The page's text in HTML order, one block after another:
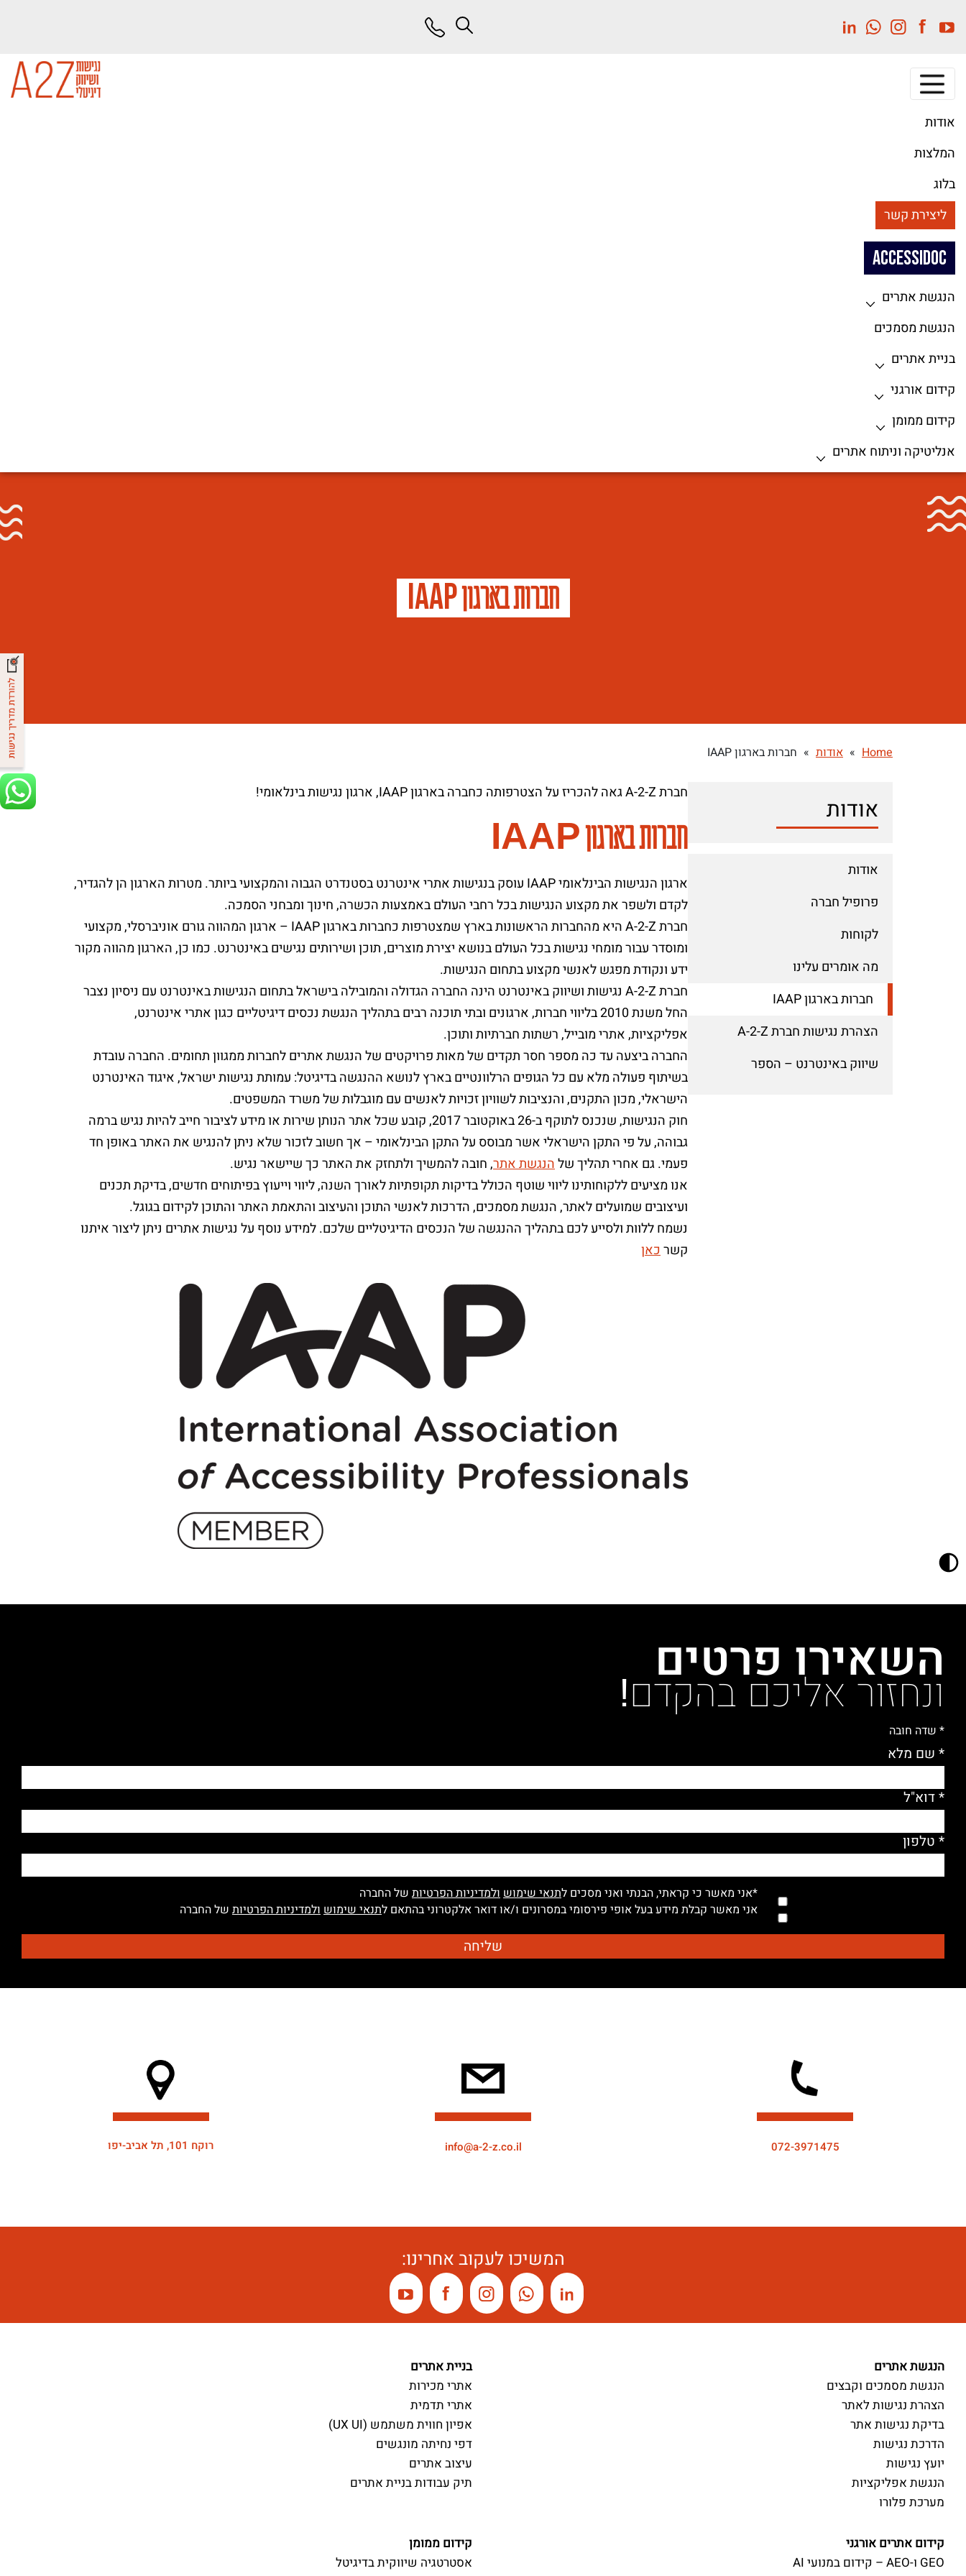
לתוכן
המרכזי
אודות
המלצות
בלוג
ליצירת קשר
ACCESSIDOC
הנגשת אתרים
הנגשת מסמכים
בניית אתרים
קידום אורגני
קידום ממומן
אנליטיקה וניתוח אתרים
חברות בארגון IAAP
Home
» אודות » חברות בארגון IAAP
אודות
אודות
פרופיל חברה
לקוחות
מה אומרים עלינו
חברות בארגון IAAP
הצהרת נגישות חברת A-2-Z
שיווק באינטרנט – הספר
חברת A-2-Z גאה להכריז על הצטרפותה כחברה בארגון IAAP, ארגון נגישות בינלאומי!
חברות בארגון IAAP
ארגון הנגישות הבינלאומי IAAP עוסק בנגישות אתרי אינטרנט בסטנדרט הגבוה והמקצועי ביותר. מטרות הארגון הן להגדיר,
לקדם ולשפר את מקצוע הנגישות בכל רחבי העולם באמצעות הכשרה, חינוך ומבחני הסמכה.
חברת A-2-Z היא מהחברות הראשונות בארץ שמצטרפות כחברות בארגון IAAP – ארגון המהווה גורם אוניברסלי, מקצועי
ומוסדר עבור מומחי נגישות בכל העולם בנושא יצירת מוצרים, תוכן ושירותים נגישים באינטרנט. כמו כן, הארגון מהווה מקור
ידע ונקודת מפגש לאנשי מקצוע בתחום הנגישות.
חברת A-2-Z נגישות ושיווק באינטרנט הינה החברה הגדולה והמובילה בישראל בתחום הנגישות באינטרנט עם ניסיון נצבר
החל משנת 2010 בליווי חברות, ארגונים ובתי תוכנה רבים בתהליך הנגשת נכסים דיגיטליים כגון אתרי אינטרנט,
אפליקציות, אתרי מובייל, רשתות חברתיות ותוכן.
החברה ביצעה עד כה מספר חסר תקדים של מאות פרויקטים של הנגשת אתרים לחברות ממגוון תחומים. החברה עובדת
בשיתוף פעולה מלא עם כל הגופים הרלוונטיים בארץ לנושא ההנגשה בדיגיטל: עמותת נגישות ישראל, איגוד האינטרנט
הישראלי, מכון התקנים, והנציבות לשוויון זכויות לאנשים עם מוגבלות של משרד המשפטים.
חוק הנגישות, שנכנס לתוקף ב-26 באוקטובר 2017, קובע שכל אתר הנותן שירות או מידע לציבור חייב להיות נגיש ברמה
גבוהה, על פי התקן הישראלי אשר מבוסס על התקן הבינלאומי – אך חשוב לזכור שלא ניתן להנגיש את האתר באופן חד
פעמי. גם אחרי תהליך שלהנגשת אתר, חובה להמשיך ולתחזק את האתר כך שיישאר נגיש.
אנו מציעים ללקוחותינו ליווי שוטף הכולל בדיקות תקופתיות לאורך השנה, ליווי וייעוץ בפיתוחים חדשים, בדיקת תכנים
ועיצובים שמועלים לאתר, הנגשת מסמכים, הדרכות לאנשי התוכן והעיצוב והתאמת האתר והתוכן לקידום בגוגל.
נשמח ללוות ולסייע לכם בתהליך ההנגשה של הנכסים הדיגיטליים שלכם. למידע נוסף על נגישות אתרים ניתן ליצור איתנו
קשרכאן
השאירו פרטים
ונחזור אליכם בהקדם!
* שדה חובה
* שם מלא
* דוא"ל
* טלפון
*אני מאשר כי קראתי, הבנתי ואני מסכים לתנאי שימוש ולמדיניות הפרטיות של החברה
אני מאשר קבלת מידע בעל אופי פירסומי במסרונים ו/או דואר אלקטרוני בהתאם לתנאי שימוש ולמדיניות הפרטיות של החברה
072-3971475
info@a-2-z.co.il רוקח 101, תל אביב-יפו
המשיכו לעקוב אחרינו:
הנגשת אתרים
הנגשת מסמכים וקבצים
הצהרת נגישות לאתר
בדיקת נגישות אתר
הדרכת נגישות
יועץ נגישות
הנגשת אפליקציות
מערכת פלורו
בניית אתרים
אתרי מכירות
אתרי תדמית
אפיון חווית משתמש (UX UI)
דפי נחיתה מונגשים
עיצוב אתרים
תיק עבודות בניית אתרים
קידום אתרים אורגני
GEO ו-AEO – קידום במנועי AI
קידום ממומן
אסטרטגיה שיווקית בדיגיטל